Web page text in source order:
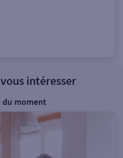
intéresser
du moment